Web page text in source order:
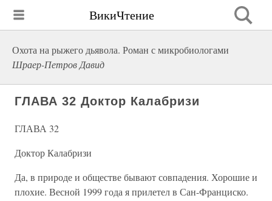
ВикиЧтение
Охота на рыжего дьявола. Роман с микробиологами
Шраер-Петров Давид
ГЛАВА 32 Доктор Калабризи
ГЛАВА 32
Доктор Калабризи
Да, в природе и обществе бывают совпадения. Хорошие и
плохие. Весной 1999 года я прилетел в Сан-Франциско.